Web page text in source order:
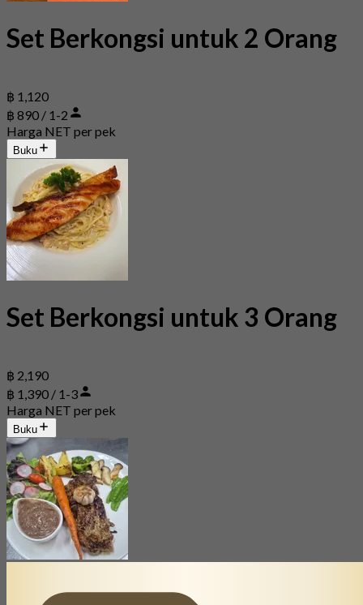
Set Berkongsi untuk 2 Orang
฿ 1,120
฿ 890 / 1-2
Harga NET per pek
Buku
Set Berkongsi untuk 3 Orang
฿ 2,190
฿ 1,390 / 1-3
Harga NET per pek
Buku